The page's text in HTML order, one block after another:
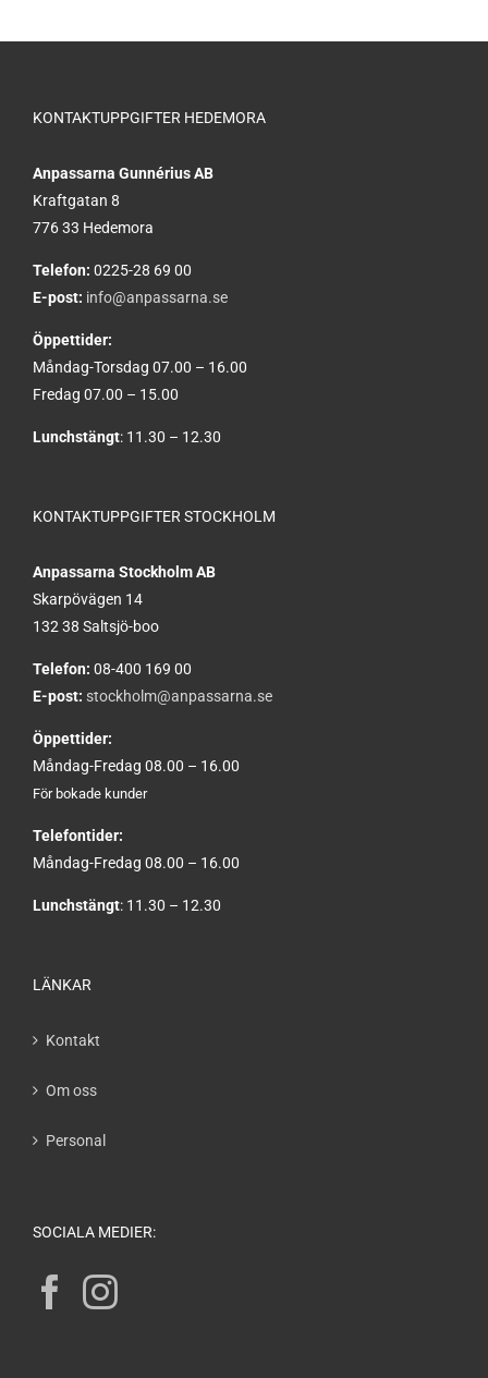
KONTAKTUPPGIFTER HEDEMORA
Anpassarna Gunnérius AB
Kraftgatan 8
776 33 Hedemora
Telefon: 0225-28 69 00
E-post: info@anpassarna.se
Öppettider:
Måndag-Torsdag 07.00 – 16.00
Fredag 07.00 – 15.00
Lunchstängt: 11.30 – 12.30
KONTAKTUPPGIFTER STOCKHOLM
Anpassarna Stockholm AB
Skarpövägen 14
132 38 Saltsjö-boo
Telefon: 08-400 169 00
E-post: stockholm@anpassarna.se
Öppettider:
Måndag-Fredag 08.00 – 16.00
För bokade kunder
Telefontider:
Måndag-Fredag 08.00 – 16.00
Lunchstängt: 11.30 – 12.30
LÄNKAR
Kontakt
Om oss
Personal
SOCIALA MEDIER: